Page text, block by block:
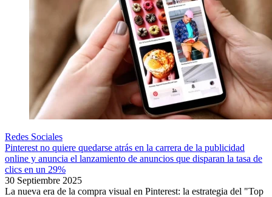
Redes Sociales
Pinterest no quiere quedarse atrás en la carrera de la publicidad
online y anuncia el lanzamiento de anuncios que disparan la tasa de
clics en un 29%
30 Septiembre 2025
La nueva era de la compra visual en Pinterest: la estrategia del "Top